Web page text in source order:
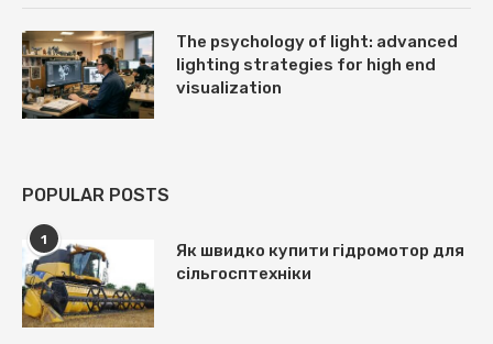
The psychology of light: advanced
lighting strategies for high end
visualization
POPULAR POSTS
1
Як швидко купити гідромотор для
сільгосптехніки